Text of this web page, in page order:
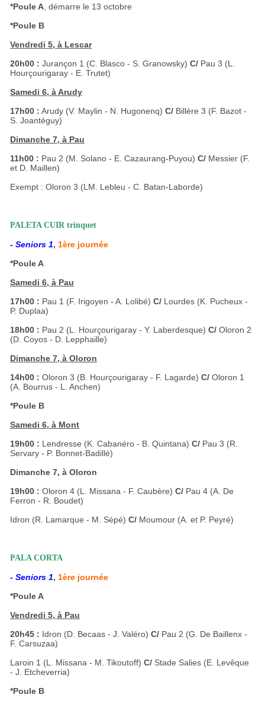
*Poule A , démarre le 13 octobre
*Poule B
Vendredi 5, à Lescar
20h00 : Jurançon 1 (C. Blasco - S. Granowsky)C/ Pau 3 (L.
Hourçourigaray - E. Trutet)
Samedi 6, à Arudy
17h00 : Arudy (V. Maylin - N. Hugonenq)C/ Billère 3 (F. Bazot -
S. Joantéguy)
Dimanche 7, à Pau
11h00 : Pau 2 (M. Solano - E. Cazaurang-Puyou) C/ Messier (F.
et D. Maillen)
Exempt : Oloron 3 (LM. Lebleu - C. Batan-Laborde)
PALETA CUIR trinquet
- Seniors 1, 1ère journée
*Poule A
Samedi 6, à Pau
17h00 : Pau 1 (F. Irigoyen - A. Lolibé)C/ Lourdes (K. Pucheux -
P. Duplaa)
18h00 : Pau 2 (L. Hourçourigaray - Y. Laberdesque)C/ Oloron 2
(D. Coyos - D. Lepphaille)
Dimanche 7, à Oloron
14h00 :Oloron 3 (B. Hourçourigaray - F. Lagarde) C/Oloron 1
(A. Bourrus - L. Anchen)
*Poule B
Samedi 6, à Mont
19h00 : Lendresse (K. Cabanéro - B. Quintana)C/ Pau 3 (R.
Servary - P. Bonnet-Badillé)
Dimanche 7, à Oloron
19h00 : Oloron 4 (L. Missana - F. Caubère)C/ Pau 4 (A. De
Ferron - R. Boudet)
Idron (R. Lamarque - M. Sépé)C/ Moumour (A. et P. Peyré)
PALA CORTA
- Seniors 1, 1ère journée
*Poule A
Vendredi 5, à Pau
20h45 : Idron (D. Becaas - J. Valéro)C/ Pau 2 (G. De Baillenx -
F. Carsuzaa)
Laroin 1 (L. Missana - M. Tikoutoff)C/ Stade Salies (E. Levêque
- J. Etcheverria)
*Poule B